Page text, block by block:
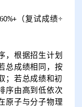
0%+（复试成绩÷
，根据招生计划
总成绩相同，按
；若总成绩和初
序由高到低依次
原子与分子物理